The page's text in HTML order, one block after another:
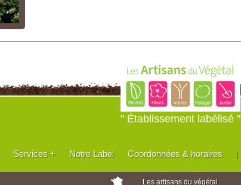
" Établissement labélisé "
Services + Notre Label Coordonnées & horaires |
Les artisans du végétal